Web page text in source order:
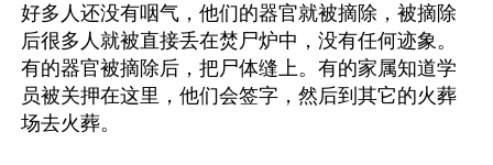
好多人还没有咽气，他们的器官就被摘除，被摘除
后很多人就被直接丢在焚尸炉中，没有任何迹象。
有的器官被摘除后，把尸体缝上。有的家属知道学
员被关押在这里，他们会签字，然后到其它的火葬
场去火葬。